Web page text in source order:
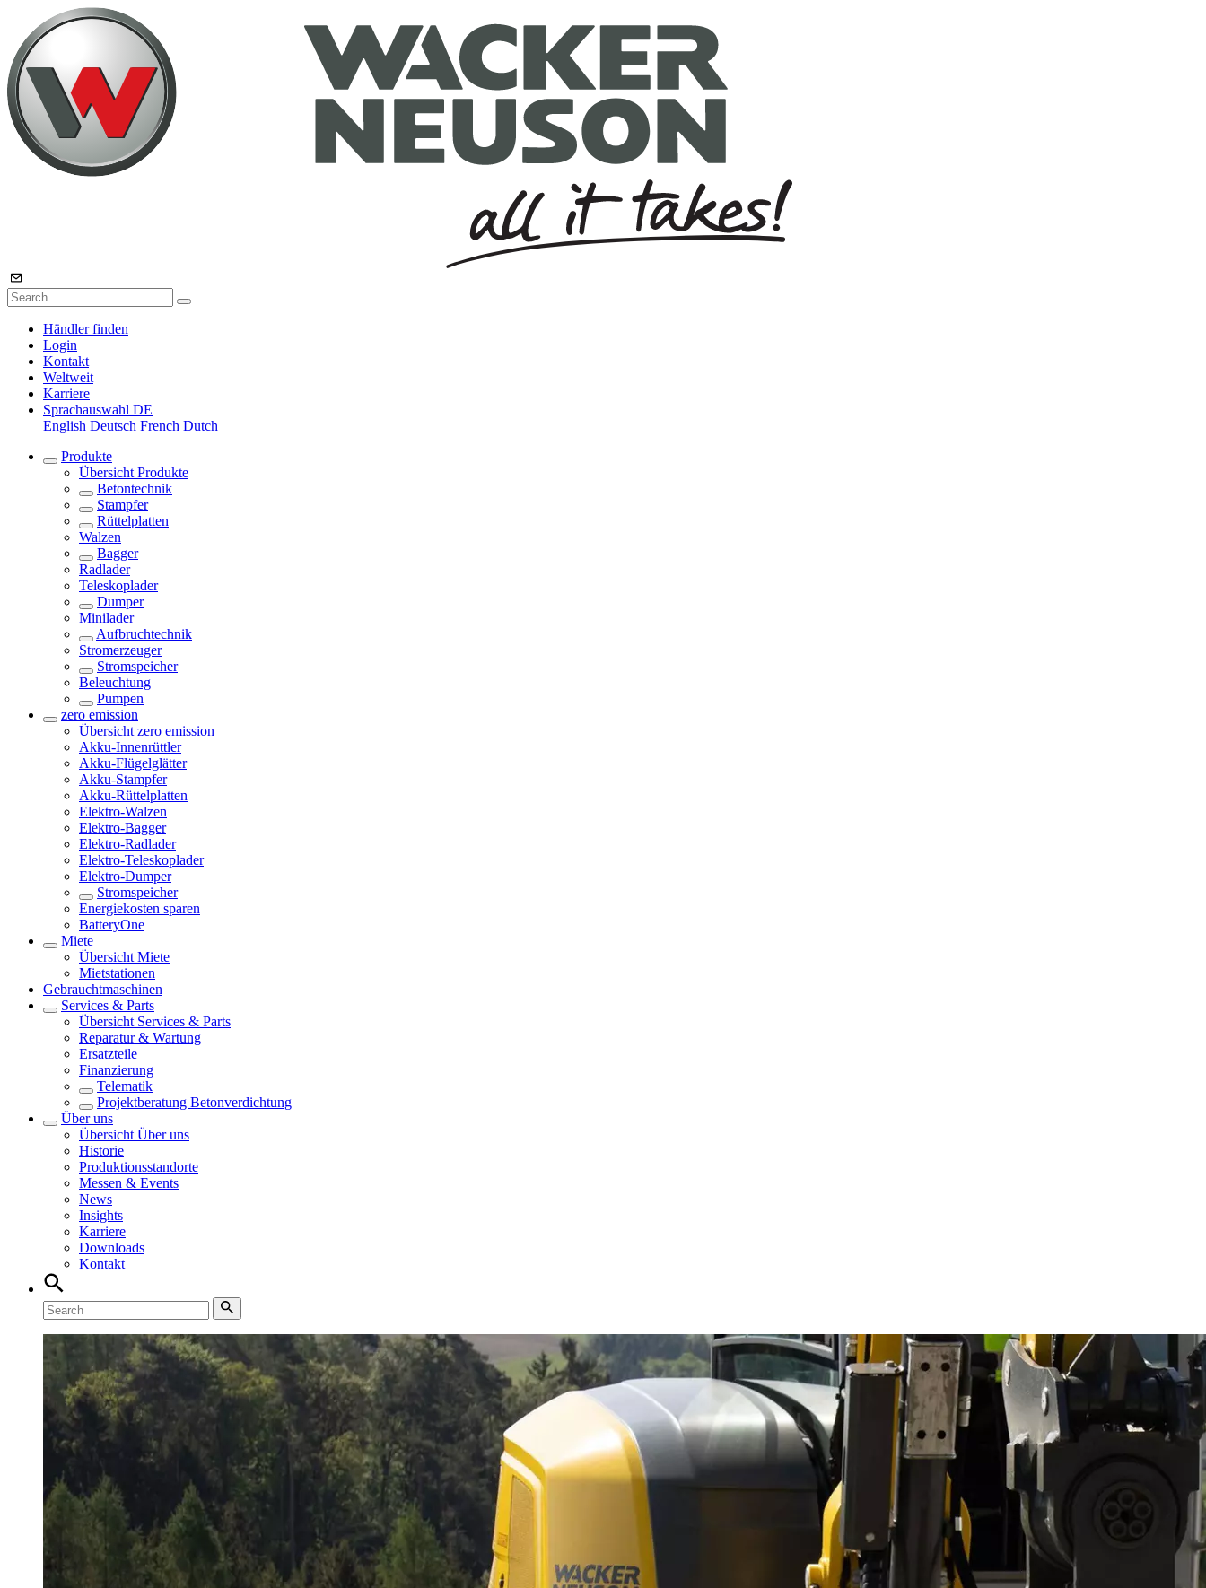
Händler finden
Login
Kontakt
Weltweit
Karriere
Sprachauswahl DE
English Deutsch French Dutch
Produkte
Übersicht Produkte
Betontechnik
Stampfer
Rüttelplatten
Walzen
Bagger
Radlader
Teleskoplader
Dumper
Minilader
Aufbruchtechnik
Stromerzeuger
Stromspeicher
Beleuchtung
Pumpen
zero emission
Übersicht zero emission
Akku-Innenrüttler
Akku-Flügelglätter
Akku-Stampfer
Akku-Rüttelplatten
Elektro-Walzen
Elektro-Bagger
Elektro-Radlader
Elektro-Teleskoplader
Elektro-Dumper
Stromspeicher
Energiekosten sparen
BatteryOne
Miete
Übersicht Miete
Mietstationen
Gebrauchtmaschinen
Services & Parts
Übersicht Services & Parts
Reparatur & Wartung
Ersatzteile
Finanzierung
Telematik
Projektberatung Betonverdichtung
Über uns
Übersicht Über uns
Historie
Produktionsstandorte
Messen & Events
News
Insights
Karriere
Downloads
Kontakt